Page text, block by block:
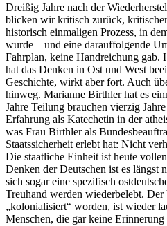
Dreißig Jahre nach der
blicken wir kritisch zurück,
historisch einmaligen Prozess, in
wurde – und eine darauffolgende
Fahrplan, keine Handreichung
hat das Denken in Ost und West
Geschichte, wirkt aber fort. Auch
hinweg. Marianne Birthler hat es
Jahre Teilung brauchen vierzig
Erfahrung als Katechetin in der
was Frau Birthler als
Staatssicherheit erlebt hat: Nicht
Die staatliche Einheit ist heute
Denken der Deutschen ist es längst
sich sogar eine spezifisch
Treuhand werden wiederbelebt.
„kolonialisiert“ worden, ist wieder
Menschen, die gar keine